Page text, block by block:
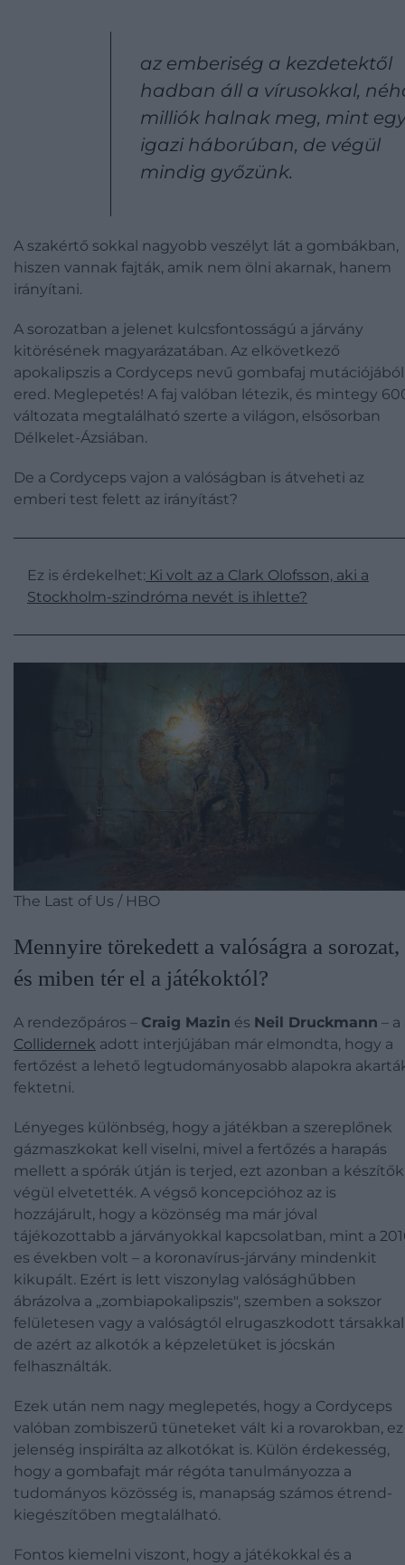
az emberiség a kezdetektől
hadban áll a vírusokkal,
milliók halnak meg, mint
igazi háborúban, de végül
mindig győzünk.
A szakértő sokkal nagyobb veszélyt lát a gombákban,
hiszen vannak fajták, amik nem ölni akarnak, hanem
irányítani.
A sorozatban a jelenet kulcsfontosságú a járvány
kitörésének magyarázatában. Az elkövetkező
apokalipszis a Cordyceps nevű gombafaj mutációjából
ered. Meglepetés! A faj valóban létezik, és mintegy
változata megtalálható szerte a világon, elsősorban
Délkelet-Ázsiában.
De a Cordyceps vajon a valóságban is átveheti az
emberi test felett az irányítást?
Ez is érdekelhet: Ki volt az a Clark Olofsson, aki a
Stockholm-szindróma nevét is ihlette?
The Last of Us / HBO
Mennyire törekedett a valóságra a sorozat,
és miben tér el a játékoktól?
A rendezőpáros – Craig Mazin és Neil Druckmann – a
Collidernek adott interjújában már elmondta, hogy a
fertőzést a lehető legtudományosabb alapokra
fektetni.
Lényeges különbség, hogy a játékban a szereplőnek
gázmaszkokat kell viselni, mivel a fertőzés a harapás
mellett a spórák útján is terjed, ezt azonban a készítők
végül elvetették. A végső koncepcióhoz az is
hozzájárult, hogy a közönség ma már jóval
tájékozottabb a járványokkal kapcsolatban, mint a
es években volt – a koronavírus-járvány mindenkit
kikupált. Ezért is lett viszonylag valósághűbben
ábrázolva a „zombiapokalipszis", szemben a sokszor
felületesen vagy a valóságtól elrugaszkodott társakkal
de azért az alkotók a képzeletüket is jócskán
felhasználták.
Ezek után nem nagy meglepetés, hogy a Cordyceps
valóban zombiszerű tüneteket vált ki a rovarokban, ez
jelenség inspirálta az alkotókat is. Külön érdekesség,
hogy a gombafajt már régóta tanulmányozza a
tudományos közösség is, manapság számos étrend-
kiegészítőben megtalálható.
Fontos kiemelni viszont, hogy a játékokkal és a